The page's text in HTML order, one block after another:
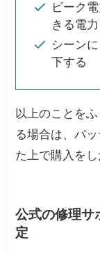
ピーク
きる電
シーン
下する
以上のことを
る場合は、バ
た上で購入をし
公式の修理サ
定